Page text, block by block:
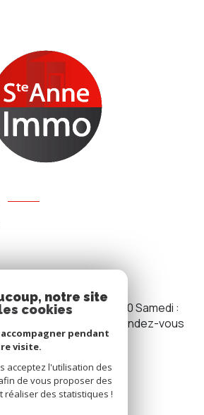
- 12h00 / 14h00 - 19h00 Samedi :
17h00 Dimanche : sur rendez-vous
NOS RÉSEAUX
notre site
cookies
pendant
visite.
acceptez l'utilisation des
de vous proposer des
réaliser des statistiques !